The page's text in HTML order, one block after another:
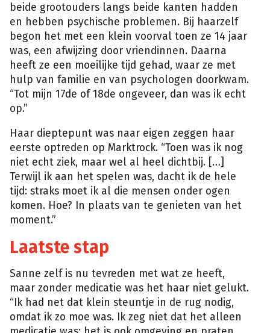
beide grootouders langs beide kanten hadden
en hebben psychische problemen. Bij haarzelf
begon het met een klein voorval toen ze 14 jaar
was, een afwijzing door vriendinnen. Daarna
heeft ze een moeilijke tijd gehad, waar ze met
hulp van familie en van psychologen doorkwam.
“Tot mijn 17de of 18de ongeveer, dan was ik echt
op.”
Haar dieptepunt was naar eigen zeggen haar
eerste optreden op Marktrock. “Toen was ik nog
niet echt ziek, maar wel al heel dichtbij. […]
Terwijl ik aan het spelen was, dacht ik de hele
tijd: straks moet ik al die mensen onder ogen
komen. Hoe? In plaats van te genieten van het
moment.”
Laatste stap
Sanne zelf is nu tevreden met wat ze heeft,
maar zonder medicatie was het haar niet gelukt.
“Ik had net dat klein steuntje in de rug nodig,
omdat ik zo moe was. Ik zeg niet dat het alleen